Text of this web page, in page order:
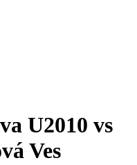
U2010 vs
Ves